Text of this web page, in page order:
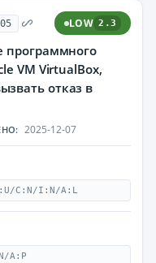
LOW 2.3
программного
VM VirtualBox,
отказ в
2025-12-07
C:N/I:N/A:L
A:P